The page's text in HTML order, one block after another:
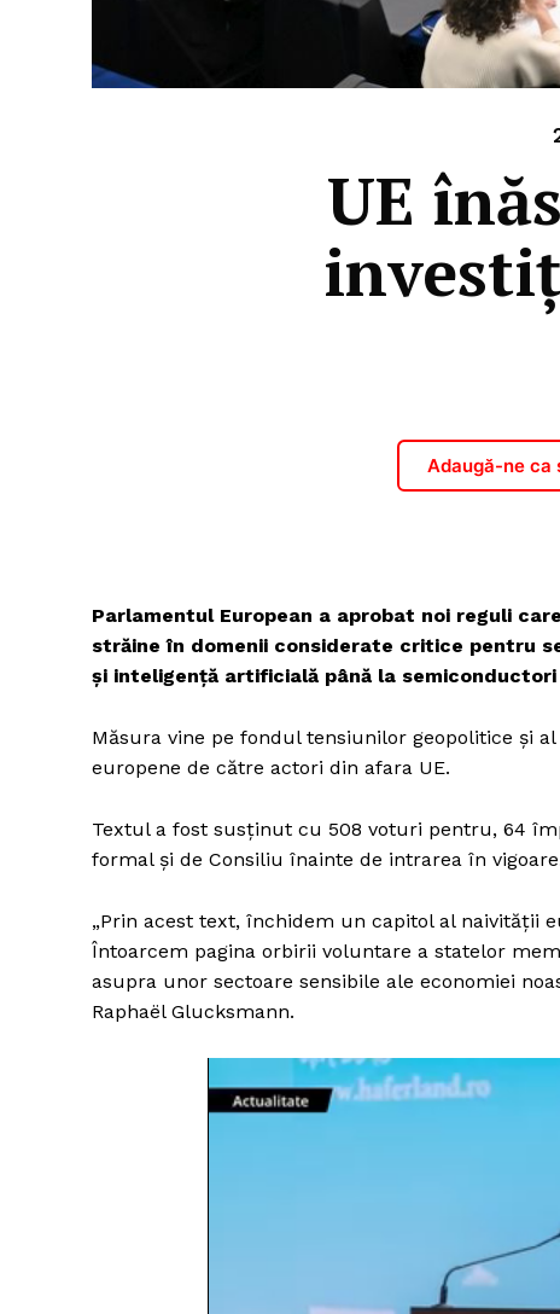
UE
Adaugă-ne ca
Parlamentul European a aprobat noi reguli
străine în domenii considerate critice pentru
și inteligență artificială până la
Măsura vine pe fondul tensiunilor geopolitice și
europene de către actori din afara UE.
Textul a fost susținut cu 508 voturi pentru, 64
formal și de Consiliu înainte de intrarea în
„Prin acest text, închidem un capitol al naivității
Întoarcem pagina orbirii voluntare a statelor
asupra unor sectoare sensibile ale economiei
Raphaël Glucksmann.